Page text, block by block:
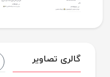
گالری تصاویر